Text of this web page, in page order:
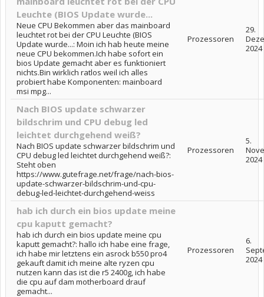
Leuchte (BIOS Update wurde...
Neue CPU Bekommen aber das mainboard
leuchtet rot bei der CPU Leuchte (BIOS
Update wurde...: Moin ich hab heute meine
neue CPU bekommen.Ich habe sofort ein
bios Update gemacht aber es funktioniert
nichts.Bin wirklich ratlos weil ich alles
probiert habe Komponenten: mainboard
msi mpg...
Prozessoren
29.
2024
Nach BIOS update schwarzer
bildschrim und CPU debug led
leichtet durchgehend weiß?
Nach BIOS update schwarzer bildschrim und
CPU debug led leichtet durchgehend weiß?:
Steht oben
https://www.gutefrage.net/frage/nach-bios-
update-schwarzer-bildschrim-und-cpu-
debug-led-leichtet-durchgehend-weiss
Prozessoren
5.
2024
hab ich durch ein bios update meine
cpu kaputt gemacht?
hab ich durch ein bios update meine cpu
kaputt gemacht?: hallo ich habe eine frage,
ich habe mir letztens ein asrock b550 pro4
gekauft damit ich meine alte ryzen cpu
nutzen kann das ist die r5 2400g, ich habe
die cpu auf dam motherboard drauf
gemacht...
Prozessoren
6.
2024